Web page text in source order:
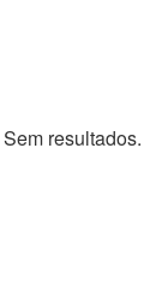
Sem resultados.